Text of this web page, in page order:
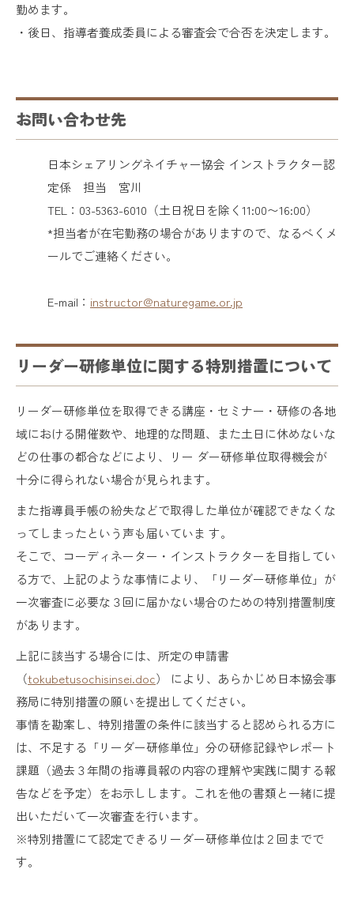
勤めます。
・後日、指導者養成委員による審査会で合否を決定します。
お問い合わせ先
日本シェアリングネイチャー協会 インストラクター認
定係 担当 宮川
TEL：03-5363-6010 （土日祝日を除く11:00〜16:00）
*担当者が在宅勤務の場合がありますので、なるべくメ
ールでご連絡ください。
E-mail： instructor@naturegame.or.jp
リーダー研修単位に関する特別措置について
リーダー研修単位を取得できる講座・セミナー・研修の各地
域における開催数や、地理的な問題、また土日に休めないな
どの仕事の都合などにより、リー ダー研修単位取得機会が
十分に得られない場合が見られます。
また指導員手帳の紛失などで取得した単位が確認できなくな
ってしまったという声も届いていま す。
そこで、コーディネーター・インストラクターを目指してい
る方で、上記のような事情により、「リーダー研修単位」が
一次審査に必要な３回に届かない場合のための特別措置制度
があります。
上記に該当する場合には、所定の申請書
（tokubetusochisinsei.doc） により、あらかじめ日本協会事
務局に特別措置の願いを提出してください。
事情を勘案し、特別措置の条件に該当すると認められる方に
は、不足する「リーダー研修単位」分の研修記録やレポート
課題（過去３年間の指導員報の内容の理解や実践に関する報
告などを予定）をお示しします。これを他の書類と一緒に提
出いただいて一次審査を行います。
※特別措置にて認定できるリーダー研修単位は２回までで
す。